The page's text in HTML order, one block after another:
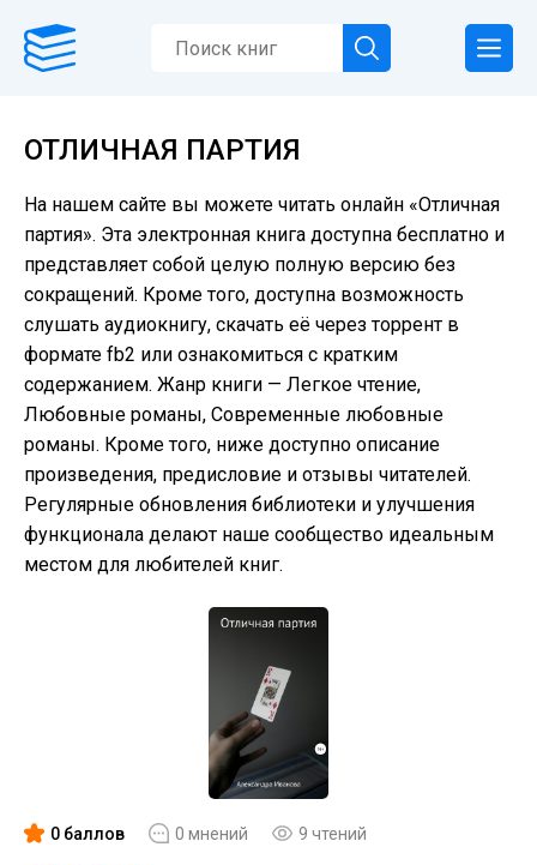
ОТЛИЧНАЯ ПАРТИЯ
На нашем сайте вы можете читать онлайн «Отличная
партия». Эта электронная книга доступна бесплатно и
представляет собой целую полную версию без
сокращений. Кроме того, доступна возможность
слушать аудиокнигу, скачать её через торрент в
формате fb2 или ознакомиться с кратким
содержанием. Жанр книги — Легкое чтение,
Любовные романы, Современные любовные
романы. Кроме того, ниже доступно описание
произведения, предисловие и отзывы читателей.
Регулярные обновления библиотеки и улучшения
функционала делают наше сообщество идеальным
местом для любителей книг.
0 баллов 0 мнений 9 чтений